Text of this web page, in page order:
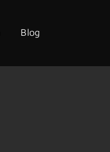
Blog